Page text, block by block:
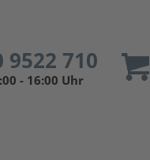
9522 710
- 16:00 Uhr